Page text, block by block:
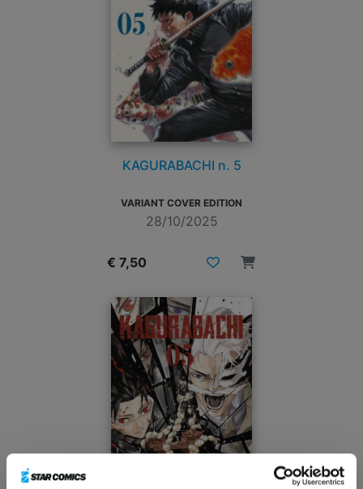
KAGURABACHI n. 5
VARIANT COVER EDITION
28/10/2025
€ 7,50